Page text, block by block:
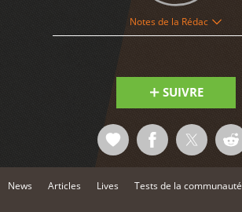
Notes de la Rédac
SUIVRE
News Articles Lives Tests de la communauté